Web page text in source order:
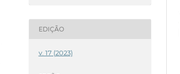
EDIÇÃO
v. 17 (2023)